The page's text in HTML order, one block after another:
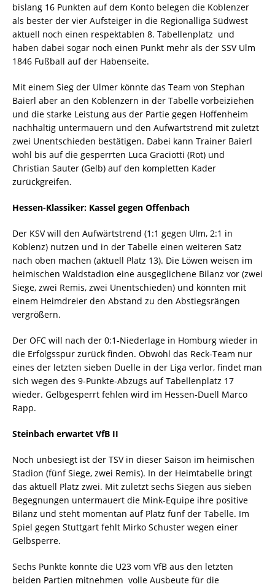
bislang 16 Punkten auf dem Konto belegen die Koblenzer
als bester der vier Aufsteiger in die Regionalliga Südwest
aktuell noch einen respektablen 8. Tabellenplatz  und
haben dabei sogar noch einen Punkt mehr als der SSV Ulm
1846 Fußball auf der Habenseite.
Mit einem Sieg der Ulmer könnte das Team von Stephan
Baierl aber an den Koblenzern in der Tabelle vorbeiziehen
und die starke Leistung aus der Partie gegen Hoffenheim
nachhaltig untermauern und den Aufwärtstrend mit zuletzt
zwei Unentschieden bestätigen. Dabei kann Trainer Baierl
wohl bis auf die gesperrten Luca Graciotti (Rot) und
Christian Sauter (Gelb) auf den kompletten Kader
zurückgreifen.
Hessen-Klassiker: Kassel gegen Offenbach
Der KSV will den Aufwärtstrend (1:1 gegen Ulm, 2:1 in
Koblenz) nutzen und in der Tabelle einen weiteren Satz
nach oben machen (aktuell Platz 13). Die Löwen weisen im
heimischen Waldstadion eine ausgeglichene Bilanz vor (zwei
Siege, zwei Remis, zwei Unentschieden) und könnten mit
einem Heimdreier den Abstand zu den Abstiegsrängen
vergrößern.
Der OFC will nach der 0:1-Niederlage in Homburg wieder in
die Erfolgsspur zurück finden. Obwohl das Reck-Team nur
eines der letzten sieben Duelle in der Liga verlor, findet man
sich wegen des 9-Punkte-Abzugs auf Tabellenplatz 17
wieder. Gelbgesperrt fehlen wird im Hessen-Duell Marco
Rapp.
Steinbach erwartet VfB II
Noch unbesiegt ist der TSV in dieser Saison im heimischen
Stadion (fünf Siege, zwei Remis). In der Heimtabelle bringt
das aktuell Platz zwei. Mit zuletzt sechs Siegen aus sieben
Begegnungen untermauert die Mink-Equipe ihre positive
Bilanz und steht momentan auf Platz fünf der Tabelle. Im
Spiel gegen Stuttgart fehlt Mirko Schuster wegen einer
Gelbsperre.
Sechs Punkte konnte die U23 vom VfB aus den letzten
beiden Partien mitnehmen  volle Ausbeute für die